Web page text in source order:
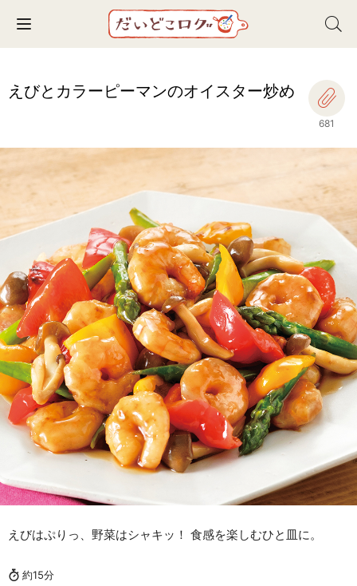
Toggle navigation
えびとカラーピーマンのオイスター炒め
681
えびはぷりっ、野菜はシャキッ！ 食感を楽しむひと皿に。
約15分